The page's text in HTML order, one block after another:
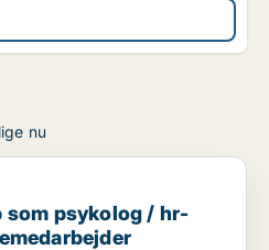
nu
/ hr-chef /
som psykolog / hr-